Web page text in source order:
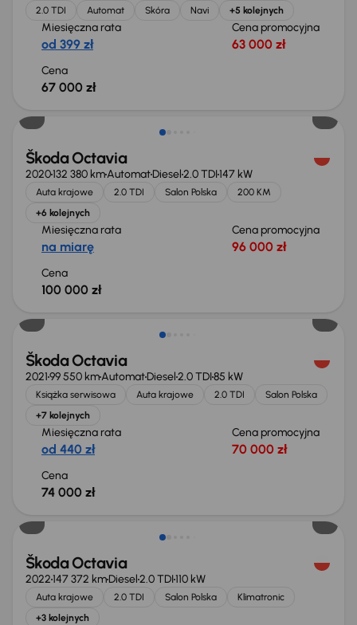
2.0 TDI Automat Skóra Navi +5 kolejnych
Miesięczna rata
od 399 zł
Cena promocyjna
63 000 zł
Cena
67 000 zł
Škoda Octavia
2020132 380 kmAutomatDiesel2.0 TDI147 kW
Auta krajowe 2.0 TDI Salon Polska
200 KM
+6 kolejnych
Miesięczna rata
na miarę
Cena promocyjna
96 000 zł
Cena
100 000 zł
Škoda Octavia
202199 550 kmAutomatDiesel2.0 TDI85 kW
Książka serwisowa Auta krajowe 2.0 TDI
Salon Polska
+7 kolejnych
Miesięczna rata
od 440 zł
Cena promocyjna
70 000 zł
Cena
74 000 zł
Škoda Octavia
2022147 372 kmDiesel2.0 TDI110 kW
Auta krajowe 2.0 TDI Salon Polska
Klimatronic
+3 kolejnych